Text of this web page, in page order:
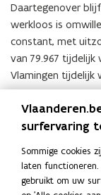
Daartegenover
werkloos is
constant, met
van 79.967 tijdelijk
Vlamingen tijdelijk
Met tijdelijke
de
De data zijn
surfervaring
Sommige cookies
laten
gebruikt om uw